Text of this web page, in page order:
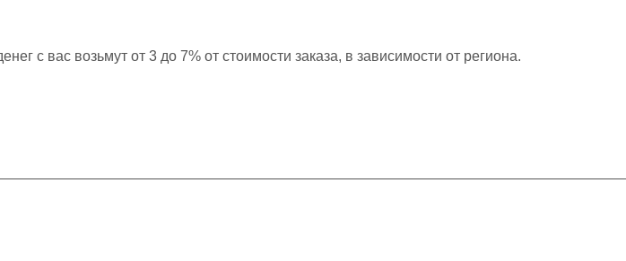
с вас возьмут от 3 до 7% от стоимости заказа, в зависимости от региона.